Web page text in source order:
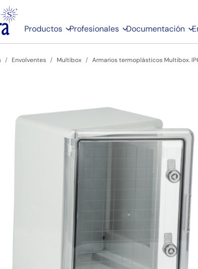
Productos Profesionales Documentación
Envolventes Multibox Armarios termoplásticos Multibox.